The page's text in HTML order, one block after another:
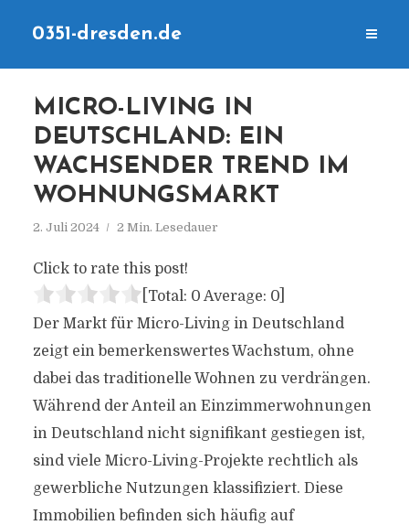
0351-dresden.de
MICRO-LIVING IN
DEUTSCHLAND: EIN
WACHSENDER TREND IM
WOHNUNGSMARKT
2. Juli 2024 2 Min. Lesedauer
Click to rate this post!
[Total: 0 Average: 0]
Der Markt für Micro-Living in Deutschland
zeigt ein bemerkenswertes Wachstum, ohne
dabei das traditionelle Wohnen zu verdrängen.
Während der Anteil an Einzimmerwohnungen
in Deutschland nicht signifikant gestiegen ist,
sind viele Micro-Living-Projekte rechtlich als
gewerbliche Nutzungen klassifiziert. Diese
Immobilien befinden sich häufig auf